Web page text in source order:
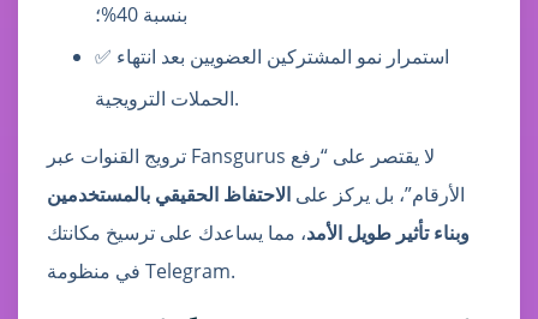
بنسبة 40%؛
✅ استمرار نمو المشتركين العضويين بعد انتهاء
الحملات الترويجية.
ترويج القنوات عبر Fansgurus لا يقتصر على “رفع
الأرقام”، بل يركز على الاحتفاظ الحقيقي بالمستخدمين
وبناء تأثير طويل الأمد، مما يساعدك على ترسيخ مكانتك
في منظومة Telegram.